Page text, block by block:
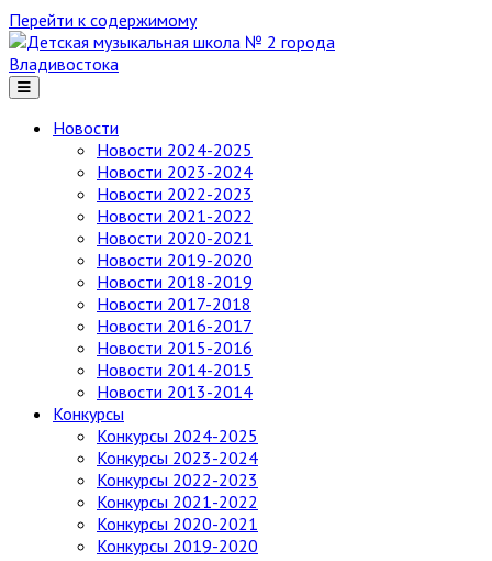
Перейти к содержимому
Детская
музыкальная
школа
города
Владивостока
Новости
Новости 2024-2025
Новости 2023-2024
Новости 2022-2023
Новости 2021-2022
Новости 2020-2021
Новости 2019-2020
Новости 2018-2019
Новости 2017-2018
Новости 2016-2017
Новости 2015-2016
Новости 2014-2015
Новости 2013-2014
Конкурсы
Конкурсы 2024-2025
Конкурсы 2023-2024
Конкурсы 2022-2023
Конкурсы 2021-2022
Конкурсы 2020-2021
Конкурсы 2019-2020